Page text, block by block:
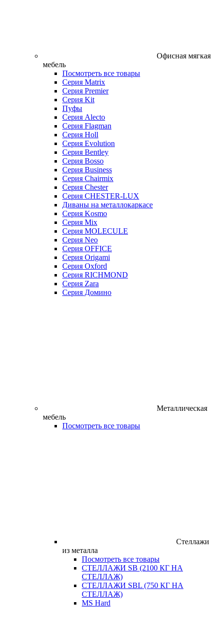
Офисная мягкая
мебель
Посмотреть все товары
Серия Matrix
Серия Premier
Серия Kit
Пуфы
Серия Alecto
Серия Flagman
Серия Holl
Серия Evolution
Серия Bentley
Серия Bosso
Серия Business
Серия Chairmix
Серия Chester
Серия CHESTER-LUX
Диваны на металлокаркасе
Серия Kosmo
Серия Mix
Серия MOLECULE
Серия Neo
Серия OFFICE
Серия Origami
Серия Oxford
Серия RICHMOND
Серия Zara
Серия Домино
Металлическая
мебель
Посмотреть все товары
Стеллажи
из металла
Посмотреть все товары
СТЕЛЛАЖИ SB (2100 КГ НА
СТЕЛЛАЖ)
СТЕЛЛАЖИ SBL (750 КГ НА
СТЕЛЛАЖ)
MS Hard